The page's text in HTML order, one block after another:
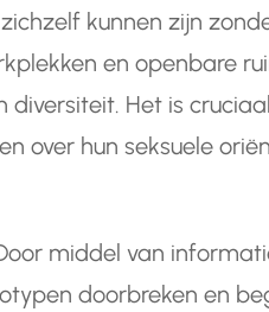
kunnen zijn
en openbare
diversiteit. Het is
over hun seksuele
middel van
doorbreken en